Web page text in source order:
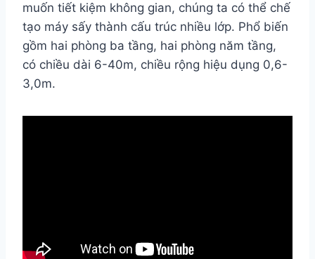
muốn tiết kiệm không gian, chúng ta có thể chế
tạo máy sấy thành cấu trúc nhiều lớp. Phổ biến
gồm hai phòng ba tầng, hai phòng năm tầng,
có chiều dài 6-40m, chiều rộng hiệu dụng 0,6-
3,0m.